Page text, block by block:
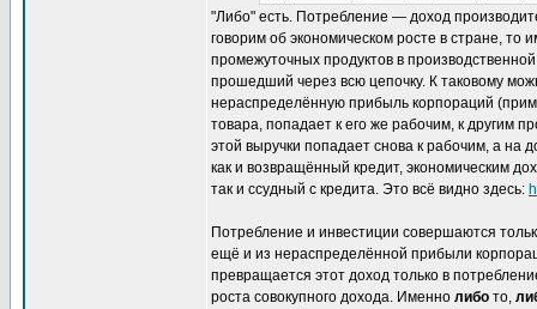
"Либо" есть. Потребление — доход
говорим об экономическом росте в стране, то
промежуточных продуктов в
прошедший через всю цепочку. К таковому
нераспределённую прибыль корпораций
товара, попадает к его же рабочим, к другим
этой выручки попадает снова к рабочим, а на
как и возвращённый кредит, экономическим
так и ссудный с кредита. Это всё видно здесь:
Потребление и инвестиции совершаются
ещё и из нераспределённой прибыли
превращается этот доход только в
роста совокупного дохода. Именно либо то,